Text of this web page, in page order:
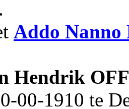
Addo Nanno
Hendrik
00-1910 te